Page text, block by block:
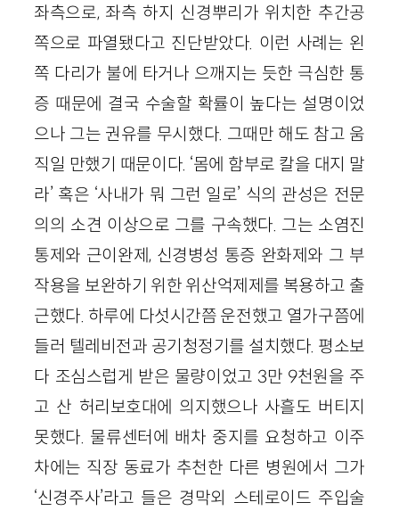
좌측으로, 좌측 하지 신경뿌리가 위치한 추간공
쪽으로 파열됐다고 진단받았다. 이런 사례는 왼
쪽 다리가 불에 타거나 으깨지는 듯한 극심한 통
증 때문에 결국 수술할 확률이 높다는 설명이었
으나 그는 권유를 무시했다. 그때만 해도 참고 움
직일 만했기 때문이다. ‘몸에 함부로 칼을 대지 말
라’ 혹은 ‘사내가 뭐 그런 일로’ 식의 관성은 전문
의의 소견 이상으로 그를 구속했다. 그는 소염진
통제와 근이완제, 신경병성 통증 완화제와 그 부
작용을 보완하기 위한 위산억제제를 복용하고 출
근했다. 하루에 다섯시간쯤 운전했고 열가구쯤에
들러 텔레비전과 공기청정기를 설치했다. 평소보
다 조심스럽게 받은 물량이었고 3만 9천원을 주
고 산 허리보호대에 의지했으나 사흘도 버티지
못했다. 물류센터에 배차 중지를 요청하고 이주
차에는 직장 동료가 추천한 다른 병원에서 그가
‘신경주사’라고 들은 경막외 스테로이드 주입술